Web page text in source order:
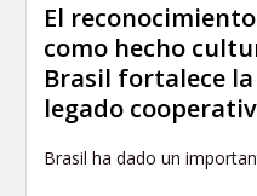
El
como hecho
Brasil fortalece
legado
Brasil ha dado un